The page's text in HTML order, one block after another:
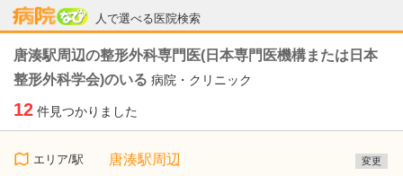
人で選べる医院検索
病院なび
唐湊駅周辺の整形外科専門医(日本専門医機構または日本
整形外科学会)のいる 病院・クリニック
12 件見つかりました
エリア/駅 唐湊駅周辺 変更